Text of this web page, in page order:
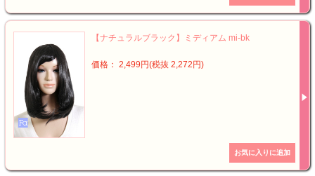
【ナチュラルブラック】ミディアム mi-bk
価格： 2,499円(税抜 2,272円)